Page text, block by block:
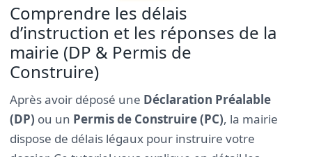
Comprendre les délais
d’instruction et les réponses de la
mairie (DP & Permis de
Construire)
Après avoir déposé une Déclaration Préalable
(DP) ou un Permis de Construire (PC), la mairie
dispose de délais légaux pour instruire votre